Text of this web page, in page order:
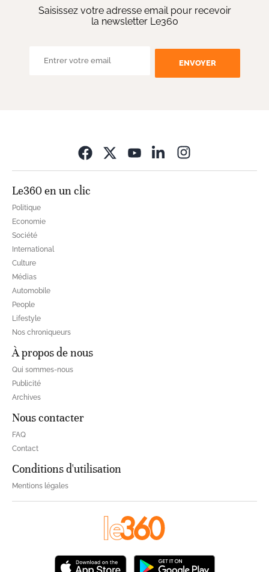
Saisissez votre adresse email pour recevoir
la newsletter Le360
ENVOYER
Le360 en un clic
Politique
Economie
Société
International
Culture
Médias
Automobile
People
Lifestyle
Nos chroniqueurs
À propos de nous
Qui sommes-nous
Publicité
Archives
Nous contacter
FAQ
Contact
Conditions d'utilisation
Mentions légales